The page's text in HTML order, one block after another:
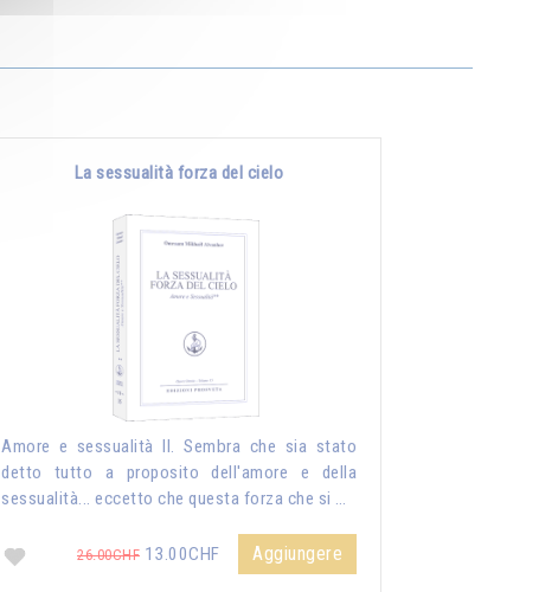
La sessualità forza del cielo
Amore e sessualità II. Sembra che sia stato
detto tutto a proposito dell'amore e della
sessualità... eccetto che questa forza che si …
26.00CHF 13.00CHF Aggiungere